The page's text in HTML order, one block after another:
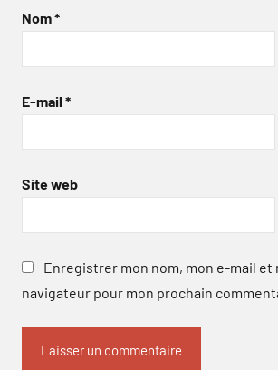
Nom*
E-mail *
Site web
Enregistrer mon nom, mon e-mail et
navigateur pour mon prochain